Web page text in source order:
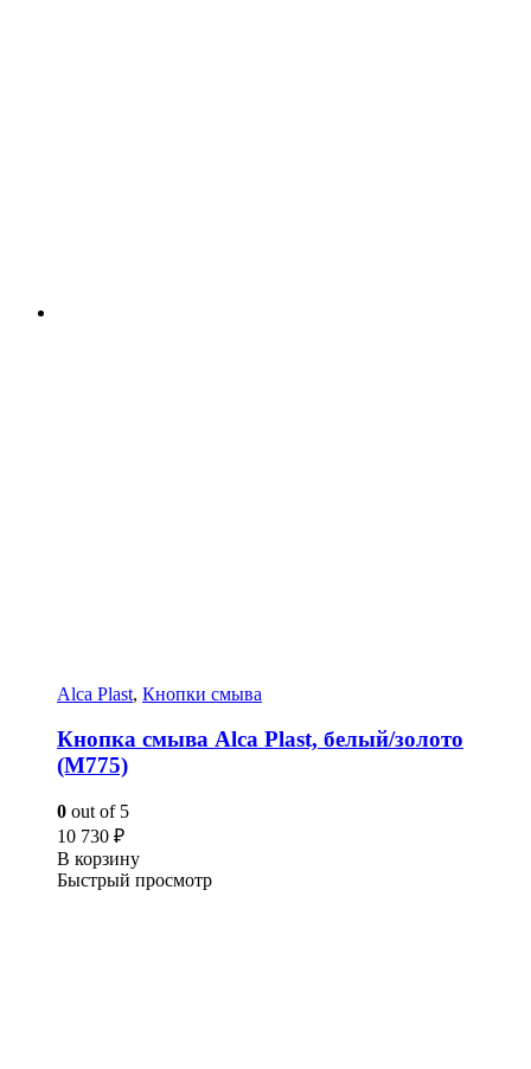
Alca Plast, Кнопки смыва
Кнопка смыва Alca Plast, белый/золото
(M775)
0 out of 5
10 730 ₽
В корзину
Быстрый просмотр